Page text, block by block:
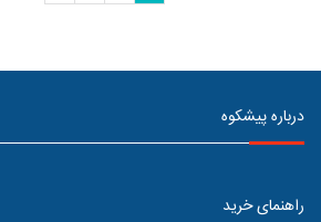
درباره پیشکوه
راهنمای خرید